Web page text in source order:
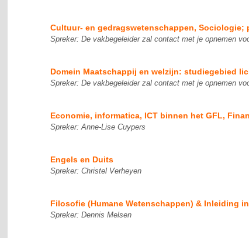
Cultuur- en gedragswetenschappen,
Spreker: De vakbegeleider zal contact met je opnemen
Domein Maatschappij en welzijn: studiegebied
Spreker: De vakbegeleider zal contact met je opnemen
Economie, informatica, ICT binnen het GFL,
Spreker: Anne-Lise Cuypers
Engels en Duits
Spreker: Christel Verheyen
Filosofie (Humane Wetenschappen) & Inleiding
Spreker: Dennis Melsen